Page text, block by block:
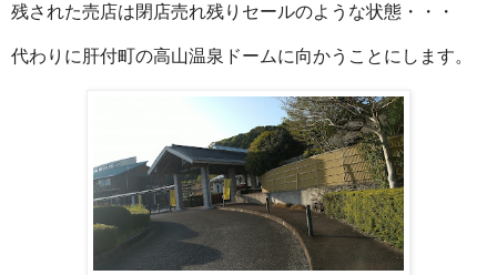
残された売店は閉店売れ残りセールのような状態・・・
代わりに肝付町の高山温泉ドームに向かうことにします。